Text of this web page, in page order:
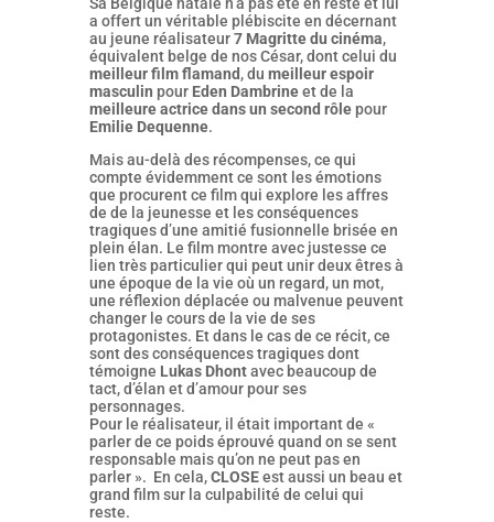
a offert un véritable plébiscite en décernant
au jeune réalisateur7 Magritte du cinéma,
équivalent belge de nos César, dont celui du
meilleur film flamand , du meilleur espoir
masculin pour Eden Dambrineet de la
meilleure actrice dans un second rôlepour
Emilie Dequenne.
Mais au-delà des récompenses, ce qui
compte évidemment ce sont les émotions
que procurent ce film qui explore les affres
de de la jeunesse et les conséquences
tragiques d’une amitié fusionnelle brisée en
plein élan. Le film montre avec justesse ce
lien très particulier qui peut unir deux êtres à
une époque de la vie où un regard, un mot,
une réflexion déplacée ou malvenue peuvent
changer le cours de la vie de ses
protagonistes. Et dans le cas de ce récit, ce
sont des conséquences tragiques dont
témoigne Lukas Dhontavec beaucoup de
tact, d’élan et d’amour pour ses
personnages.
Pour le réalisateur, il était important de «
parler de ce poids éprouvé quand on se sent
responsable mais qu’on ne peut pas en
parler ». En cela,CLOSEest aussi un beau et
grand film sur la culpabilité de celui qui
reste.